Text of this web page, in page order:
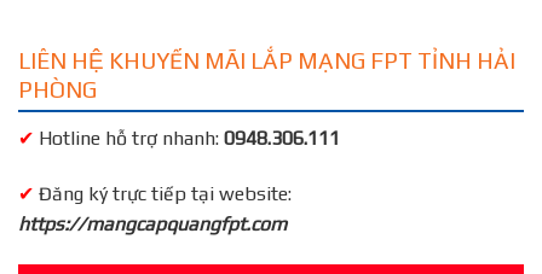
LIÊN HỆ KHUYẾN MÃI LẮP MẠNG FPT TỈNH HẢI
PHÒNG
✔ Hotline hỗ trợ nhanh: 0948.306.111
✔ Đăng ký trực tiếp tại website:
https://mangcapquangfpt.com